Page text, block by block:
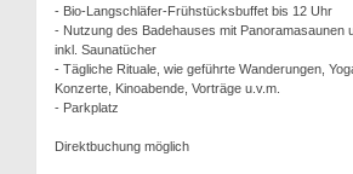
- Bio-Langschläfer-Frühstücksbuffet bis 12 Uhr
- Nutzung des Badehauses mit Panoramasaunen
inkl. Saunatücher
- Tägliche Rituale, wie geführte Wanderungen,
Konzerte, Kinoabende, Vorträge u.v.m.
- Parkplatz
Direktbuchung möglich